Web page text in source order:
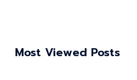
Most Viewed Posts